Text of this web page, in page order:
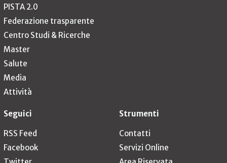
PISTA 2.0
Federazione trasparente
Centro Studi & Ricerche
Master
Salute
Media
Attività
Seguici
RSS Feed
Facebook
Strumenti
Contatti
Servizi Online